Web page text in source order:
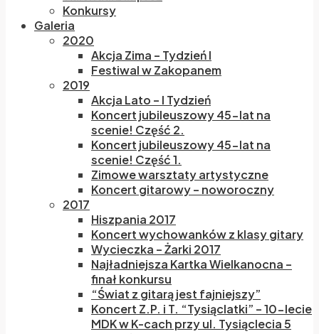
Konkursy
Galeria
2020
Akcja Zima – Tydzień I
Festiwal w Zakopanem
2019
Akcja Lato – I Tydzień
Koncert jubileuszowy 45-lat na
scenie! Część 2.
Koncert jubileuszowy 45-lat na
scenie! Część 1.
Zimowe warsztaty artystyczne
Koncert gitarowy – noworoczny
2017
Hiszpania 2017
Koncert wychowanków z klasy gitary
Wycieczka – Żarki 2017
Najładniejsza Kartka Wielkanocna –
finał konkursu
“Świat z gitarą jest fajniejszy”
Koncert Z.P. i T. “Tysiąclatki” – 10-lecie
MDK w K-cach przy ul. Tysiąclecia 5